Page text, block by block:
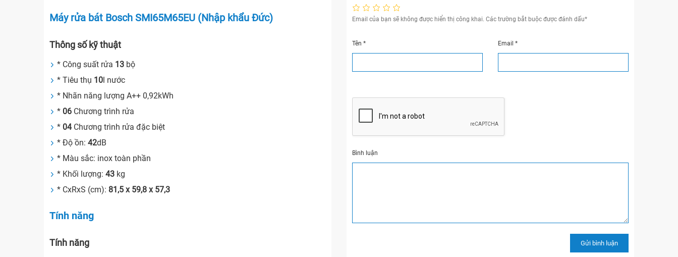
Máy rửa bát Bosch SMI65M65EU (Nhập khẩu Đức)
Thông số kỹ thuật
* Công suất rửa 13 bộ
* Tiêu thụ 10 l nước
* Nhãn năng lượng A++ 0,92kWh
* 06 Chương trình rửa
* 04Chương trình rửa đặc biệt
* Độ ồn:42dB
* Màu sắc: inox toàn phần
* Khối lượng:43 kg
* CxRxS (cm): 81,5 x 59,8 x 57,3
Tính năng
Tính năng
Email của bạn sẽ không được hiển thị công khai. Các trường bắt buộc được đánh dấu*
Tên* Email *
Bình luận